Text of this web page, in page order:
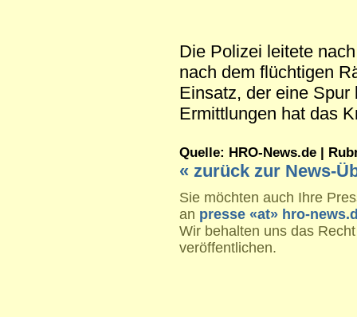
Die Polizei leitete
nach dem flüchtigen
Einsatz, der eine
Ermittlungen hat das
Quelle: HRO-News.de |
« zurück zur News-
Sie möchten auch Ihre
an presse «at» hro-
Wir behalten uns das
veröffentlichen.